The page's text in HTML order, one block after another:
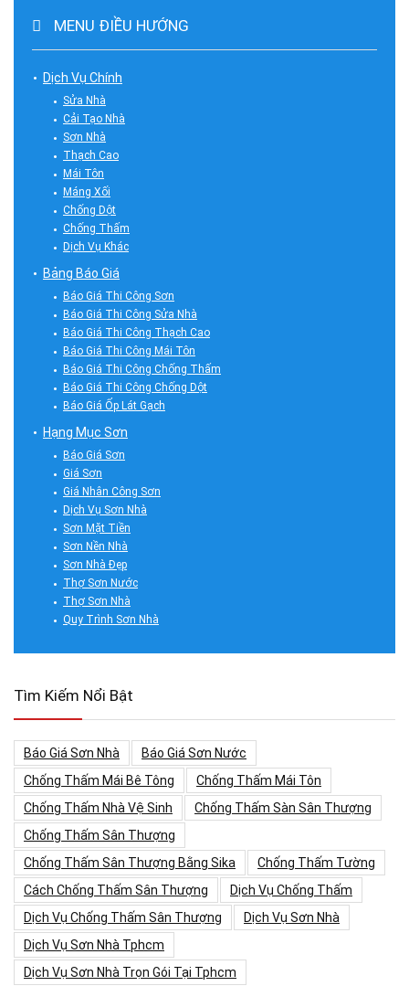
MENU ĐIỀU HƯỚNG
Dịch Vụ Chính
Sửa Nhà
Cải Tạo Nhà
Sơn Nhà
Thạch Cao
Mái Tôn
Máng Xối
Chống Dột
Chống Thấm
Dịch Vụ Khác
Bảng Báo Giá
Báo Giá Thi Công Sơn
Báo Giá Thi Công Sửa Nhà
Báo Giá Thi Công Thạch Cao
Báo Giá Thi Công Mái Tôn
Báo Giá Thi Công Chống Thấm
Báo Giá Thi Công Chống Dột
Báo Giá Ốp Lát Gạch
Hạng Mục Sơn
Báo Giá Sơn
Giá Sơn
Giá Nhân Công Sơn
Dịch Vụ Sơn Nhà
Sơn Mặt Tiền
Sơn Nền Nhà
Sơn Nhà Đẹp
Thợ Sơn Nước
Thợ Sơn Nhà
Quy Trình Sơn Nhà
Tìm Kiếm Nổi Bật
Báo Giá Sơn Nhà
Báo Giá Sơn Nước
Chống Thấm Mái Bê Tông
Chống Thấm Mái Tôn
Chống Thấm Nhà Vệ Sinh
Chống Thấm Sàn Sân Thượng
Chống Thấm Sân Thượng
Chống Thấm Sân Thượng Bằng Sika
Chống Thấm Tường
Cách Chống Thấm Sân Thượng
Dịch Vụ Chống Thấm
Dịch Vụ Chống Thấm Sân Thượng
Dịch Vụ Sơn Nhà
Dịch Vụ Sơn Nhà Tphcm
Dịch Vụ Sơn Nhà Trọn Gói Tại Tphcm